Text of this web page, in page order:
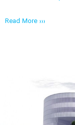
Read More ›››